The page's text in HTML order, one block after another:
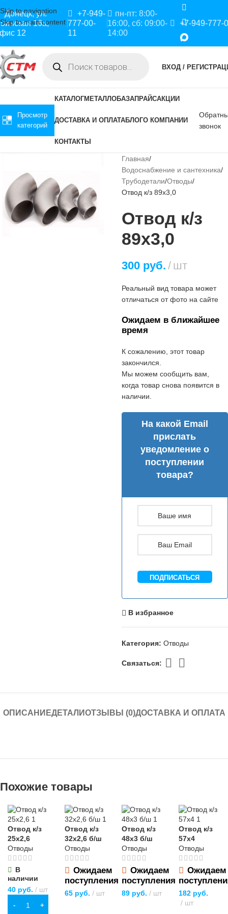
Skip to navigation
Skip to main content
Донецк, ул.
16а,
12
+7-949-
777-00-
11
пн-пт: 8:00-
16:00, сб: 09:00-
14:00
+7-949-777-
ВХОД /
Просмотр
категорий
КАТАЛОГМЕТАЛЛОБАЗАПРАЙСАКЦИИ
ДОСТАВКА И ОПЛАТАБЛОГО КОМПАНИИ
КОНТАКТЫ
звонок
Главная
Водоснабжение и сантехника
Трубодетали Отводы
Отвод к/з 89х3,0
Отвод к/з
89х3,0
300руб. шт
Реальный вид товара может
отличаться от фото на сайте
Ожидаем в ближайшее
время
К сожалению, этот товар
закончился.
Мы можем сообщить вам,
когда товар снова появится в
наличии.
На какой Email
прислать
уведомление о
поступлении
товара?
ПОДПИСАТЬСЯ
В избранное
Категория: Отводы
Связаться:
ОПИСАНИЕДЕТАЛИОТЗЫВЫ (0)ДОСТАВКА И ОПЛАТА
Похожие товары
Отвод к/з
25х2,6
Отводы
В
наличии
40 руб. шт
В КОРЗИНУ
Отвод к/з
32х2,6 б/ш
Отводы
Ожидаем
поступления
65 руб. шт
Отвод к/з
48х3 б/ш
Отводы
Ожидаем
поступления
89 руб. шт
Отвод к/з
57х4
Отводы
Ожидаем
182 руб.
шт